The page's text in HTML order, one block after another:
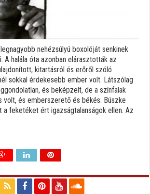
nehézsúlyú boxolóját senkinek
A halála óta azonban elárasztották az
kitartásról és erőről szóló
sokkal érdekesebb ember volt. Látszólag
és beképzelt, de a színfalak
volt, és emberszerető és békés. Büszke
a feketéket ért igazságtalanságok ellen. Az